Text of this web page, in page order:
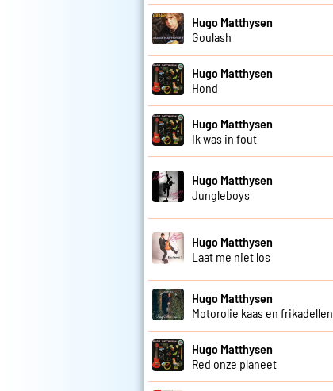
Hugo Matthysen
Goulash
Hugo Matthysen
Hond
Hugo Matthysen
Ik was in fout
Hugo Matthysen
Jungleboys
Hugo Matthysen
Laat me niet los
Hugo Matthysen
Motorolie kaas en frikadellen
Hugo Matthysen
Red onze planeet